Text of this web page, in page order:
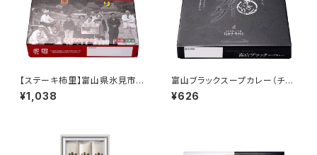
【ステーキ柿里】富山県氷見市
氷見牛入りカレー 〔常温〕
¥1,038
富山ブラックスープカレー（チキ
ン） 〔常温〕
¥626